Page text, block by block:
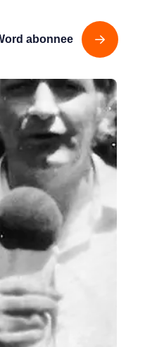
abonnee